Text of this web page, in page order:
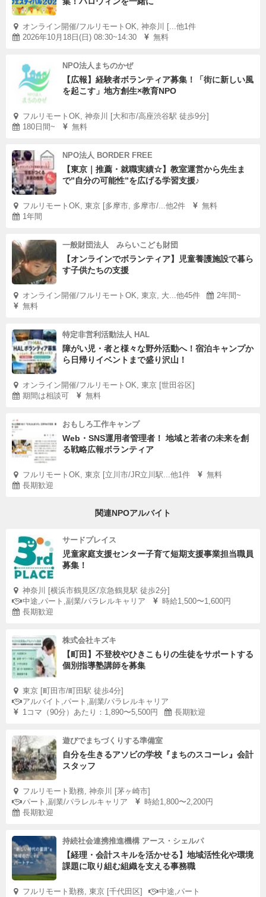
オンライン開催/フルリモートOK, 神奈川 [...他1件
2026年10月18日(日) 08:30~14:30
無料
NPO法人まちのかぜ
【広報】経験者ボランティア募集！「街に新しい風
を起こす」地方創生×教育NPO
フルリモートOK, 神奈川 [大和市/高座渋谷駅 徒歩9分]
180日間~
無料
NPO法人 BORDER FREE
【東京｜推薦・就職実績☆】教室運営から先生ま
で”自分の可能性”を広げる学習支援♪
フルリモートOK, 東京 [多摩市, 多摩市/...他2件
無料
1年間
一般財団法人 みらいこども財団
【オンラインでボランティア】児童養護施設で暮ら
す子供たちの支援
オンライン開催/フルリモートOK, 東京, 大...他45件
2年間~
無料
特定非営利活動法人 HAL
障がい児・者と様々な野外活動へ！宿泊キャンプか
ら日帰りイベントまで盛り沢山！
オンライン開催/フルリモートOK, 東京 [世田谷区]
期間は相談可
無料
おもしろ工作キャンプ
Web・SNS運用者管理者！ 地域と若者の未来を創
る戦略広報ボランティア
フルリモートOK, 東京 [立川市/JR立川駅...他1件
無料
長期歓迎
関連NPOアルバイト
サードプレイス
児童家庭支援センター子育て短期支援事業担当職員
募集！
神奈川 [横浜市鶴見区/京急鶴見駅 徒歩2分]
中途,パート,副業/パラレルキャリア
時給1,500〜1,600円
長期歓迎
株式会社キズキ
【町田】不登校やひきこもりの生徒をサポートする
個別指導塾講師を募集
東京 [町田市/町田駅 徒歩4分]
アルバイト,パート,副業/パラレルキャリア
1コマ（90分）あたり：1,890〜5,500円
長期歓迎
遊びでまちづくりする準備室
自分を生きるアソビの学校『まちのスコーレ』会計
スタッフ
フルリモート勤務, 神奈川 [茅ヶ崎市]
パート,副業/パラレルキャリア
時給1,800〜2,200円
長期歓迎
持続社会連携推進機構 アース・シェルパ
【経理・会計スキルを活かせる】地域活性化や環境
課題に取り組む組織を支える事務職
フルリモート勤務, 東京 [千代田区]
中途,パート